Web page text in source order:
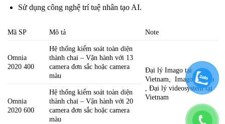
Sử dụng công nghệ trí tuệ nhân tạo AI.
Mã SP Mô tả Note
Omnia
2020 400
Hệ thống kiểm soát toàn diện
thành chai – Vận hành với 13
camera đơn sắc hoặc camera
màu
Đại lý Imago tại
Vietnam, Imago Omina
, Đại lý videosystem tại
Vietnam
Omnia
2020 600
Hệ thống kiểm soát toàn diện
thành chai – Vận hành với 20
camera đơn sắc hoặc camera
màu